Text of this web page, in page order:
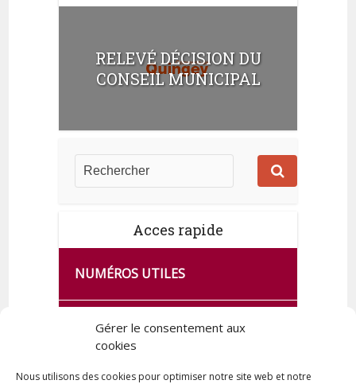
Gérer le consentement aux
cookies
Nous utilisons des cookies pour optimiser notre site web et notre
RELEVÉ DÉCISION DU
CONSEIL MUNICIPAL
Acces rapide
NUMÉROS UTILES
CA SE PASSE À FRANCE SERVICES
DE QUINGEY